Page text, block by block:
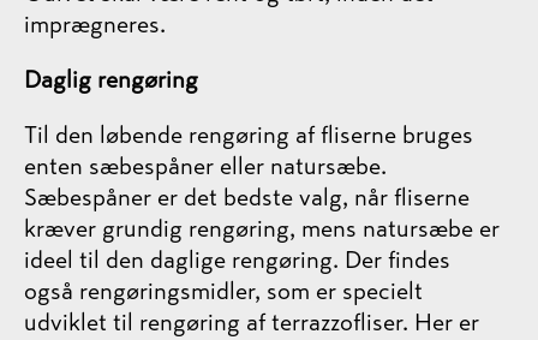
imprægneres.
Daglig rengøring
Til den løbende rengøring af fliserne bruges
enten sæbespåner eller natursæbe.
Sæbespåner er det bedste valg, når fliserne
kræver grundig rengøring, mens natursæbe er
ideel til den daglige rengøring. Der findes
også rengøringsmidler, som er specielt
udviklet til rengøring af terrazzofliser. Her er